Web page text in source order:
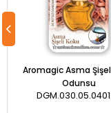
Aromagic Asma
Odunsu